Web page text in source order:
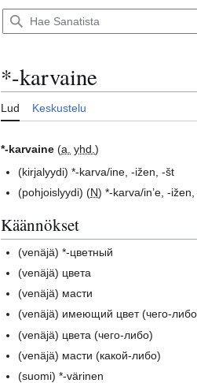
*-karvaine
Lud Keskustelu
*-karvaine (a. yhd. )
(kirjalyydi)*-karva/ine, -ižen, -št
(pohjoislyydi)(N) *-karva/in’e, -
Käännökset
(venäjä)*-цветный
(venäjä) цвета
(venäjä) масти
(venäjä) имеющий цвет (чего-
(venäjä) цвета (чего-либо)
(venäjä) масти (какой-либо)
(suomi)*-värinen